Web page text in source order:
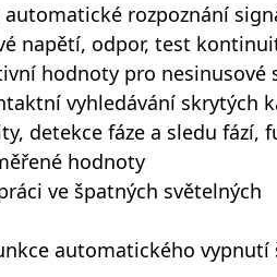
rozpoznání
napětí, odpor, test
hodnoty pro nesinusové
vyhledávání skrytých
detekce fáze a sledu fází,
hodnoty
ve špatných světelných
automatického vypnutí